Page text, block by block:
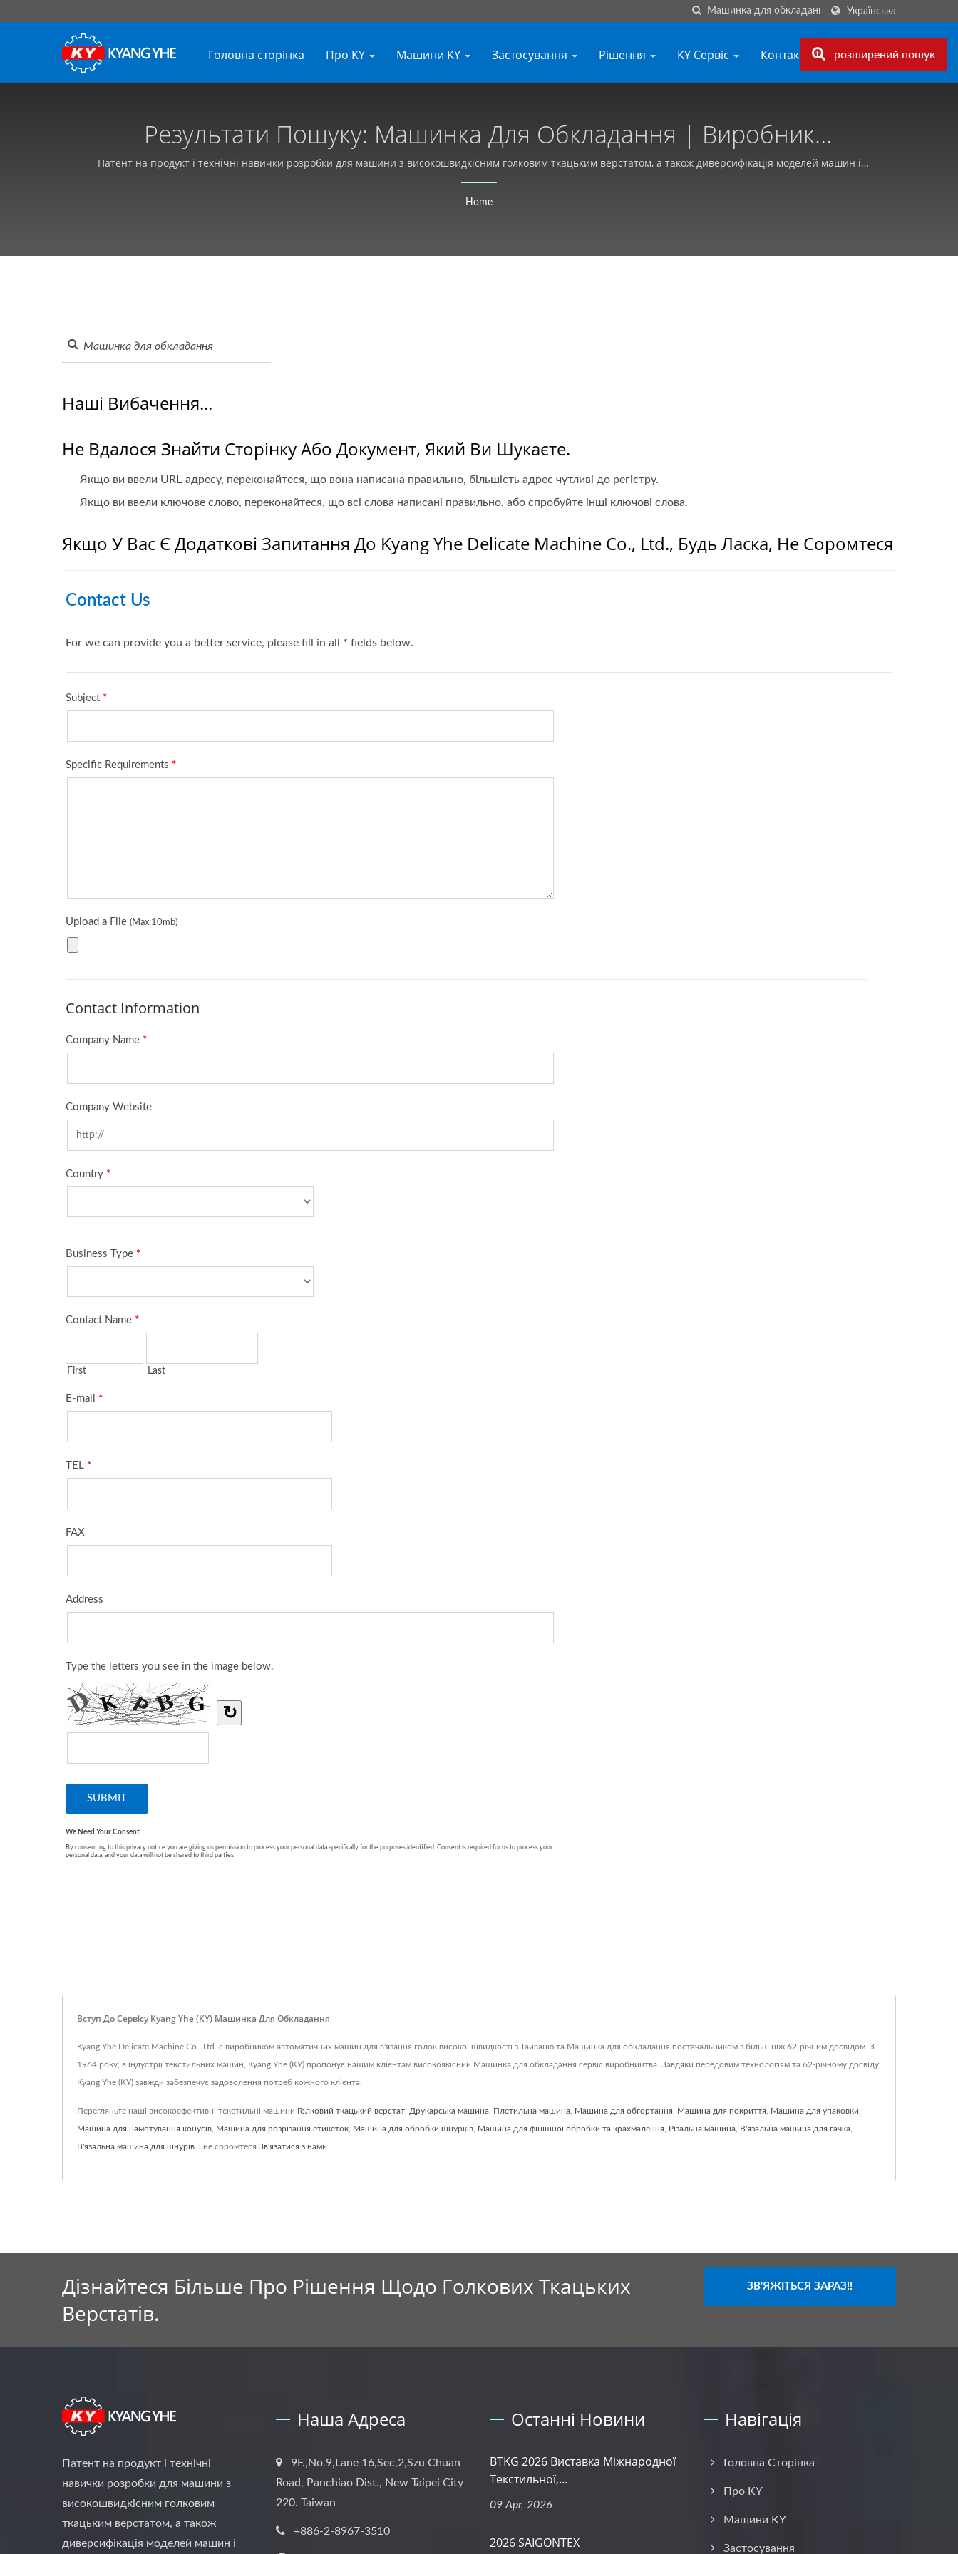
Українська
Головна сторінка Про KY Машини KY Застосування Рішення KY Сервіс Контакт з KY розширений пошук
Результати Пошуку: Машинка Для Обкладання | Виробник
Автоматичних Швидкісних Голкових Ткацьких Машин - Kyang Yhe (KY)
Патент на продукт і технічні навички розробки для машини з високошвидкісним голковим ткацьким верстатом, а також диверсифікація моделей машин і
висока структурна стабільність, з урахуванням індивідуальних вимог замовника.
Home
Наші Вибачення...
Не Вдалося Знайти Сторінку Або Документ, Який Ви Шукаєте.
Якщо ви ввели URL-адресу, переконайтеся, що вона написана правильно, більшість адрес чутливі до регістру.
Якщо ви ввели ключове слово, переконайтеся, що всі слова написані правильно, або спробуйте інші ключові слова.
Якщо У Вас Є Додаткові Запитання До Kyang Yhe Delicate Machine Co., Ltd., Будь Ласка, Не Соромтеся
Вступ До Сервісу Kyang Yhe (KY) Машинка Для Обкладання
Kyang Yhe Delicate Machine Co., Ltd. є виробником автоматичних машин для в'язання голок високої швидкості з Тайваню та Машинка для обкладання постачальником з більш ніж 62-річним досвідом. З
1964 року, в індустрії текстильних машин, Kyang Yhe (KY) пропонує нашим клієнтам високоякісний Машинка для обкладання сервіс виробництва. Завдяки передовим технологіям та 62-річному досвіду,
Kyang Yhe (KY) завжди забезпечує задоволення потреб кожного клієнта.
Перегляньте наші високоефективні текстильні машини Голковий ткацький верстат Друкарська машина Плетильна машина Машина для обгортання Машина для покриття Машина для упаковки
Машина для намотування конусів Машина для розрізання етикеток Машина для обробки шнурків Машина для фінішної обробки та крахмалення Різальна машина В'язальна машина для гачка
В'язальна машина для шнурів. і не соромтеся Зв'язатися з нами
Дізнайтеся Більше Про Рішення Щодо Голкових Ткацьких
Верстатів.
ЗВ'ЯЖІТЬСЯ ЗАРАЗ!!
Патент на продукт і технічні
навички розробки для машини з
високошвидкісним голковим
ткацьким верстатом, а також
диверсифікація моделей машин і
Наша Адреса
9F.,No.9,Lane 16,Sec,2,Szu Chuan
Road, Panchiao Dist., New Taipei City
220. Taiwan
+886-2-8967-3510
Останні Новини
BTKG 2026 Виставка Міжнародної
Текстильної,...
09 Apr, 2026
2026 SAIGONTEX
Навігація
Головна Сторінка
Про KY
Машини KY
Застосування